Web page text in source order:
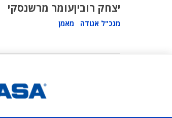
יצחק רובין
מנכ"ל אגודה
עומר מרשנסקי
מאמן